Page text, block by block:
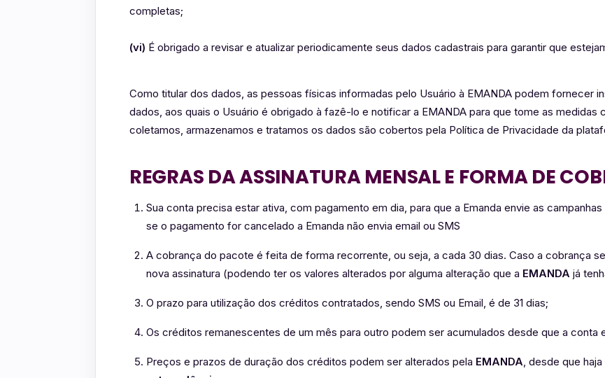
completas;
(vi) É obrigado a revisar e atualizar periodicamente seus dados cadastrais para garantir que
Como titular dos dados, as pessoas físicas informadas pelo Usuário à EMANDA podem fornecer
dados, aos quais o Usuário é obrigado à fazê-lo e notificar a EMANDA para que tome as
coletamos, armazenamos e tratamos os dados são cobertos pela Política de Privacidade da
REGRAS DA ASSINATURA MENSAL E FORMA DE
Sua conta precisa estar ativa, com pagamento em dia, para que a Emanda envie as
se o pagamento for cancelado a Emanda não envia email ou SMS
A cobrança do pacote é feita de forma recorrente, ou seja, a cada 30 dias. Caso a cobrança
nova assinatura (podendo ter os valores alterados por alguma alteração que a EMANDA já
O prazo para utilização dos créditos contratados, sendo SMS ou Email, é de 31 dias;
Os créditos remanescentes de um mês para outro podem ser acumulados desde que a conta
Preços e prazos de duração dos créditos podem ser alterados pela EMANDA, desde que